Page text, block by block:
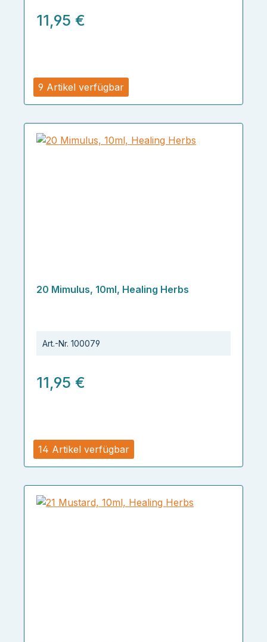
9 Artikel verfügbar
11,95 €
14 Artikel verfügbar
20 Mimulus, 10ml, Healing Herbs
Art.-Nr. 100079
11,95 €